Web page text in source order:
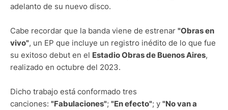
adelanto de su nuevo disco.
Cabe recordar que la banda viene de estrenar "Obras en
vivo", un EP que incluye un registro inédito de lo que fue
su exitoso debut en el Estadio Obras de Buenos Aires,
realizado en octubre del 2023.
Dicho trabajo está conformado tres
canciones: "Fabulaciones"; "En efecto"; y "No van a